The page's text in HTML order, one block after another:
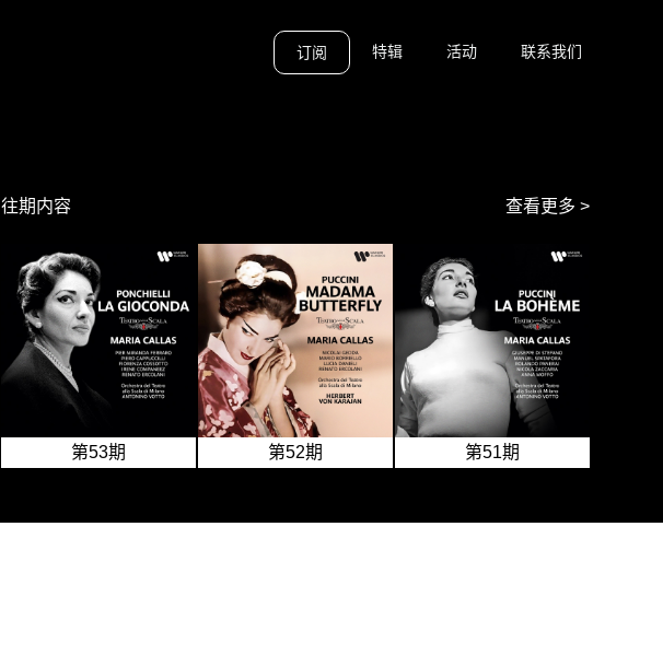
订阅 特辑 活动 联系我们
往期内容 查看更多 >
第53期 第52期 第51期